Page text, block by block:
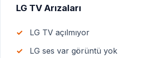
LG TV Arızaları
LG TV açılmıyor
LG ses var görüntü yok